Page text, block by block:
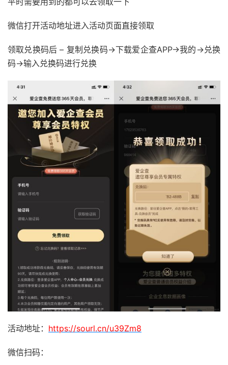
微信打开活动地址进入活动页面直接领取
领取兑换码后 – 复制兑换码->下载爱企查APP->我的->兑换
码->输入兑换码进行兑换
活动地址： https://sourl.cn/u39Zm8
微信扫码：